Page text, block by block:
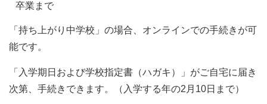
卒業まで
「持ち上がり中学校」の場合、オンラインでの手続きが可
能です。
「入学期日および学校指定書（ハガキ）」がご自宅に届き
次第、手続きできます。（入学する年の2月10日まで）